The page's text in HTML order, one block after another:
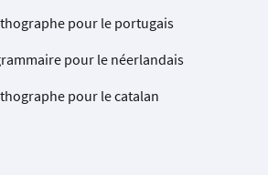
pour le portugais
pour le néerlandais
pour le catalan